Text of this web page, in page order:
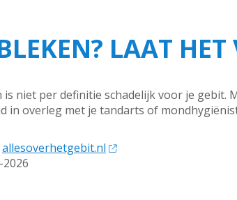
LAAT HET
is niet per definitie schadelijk voor je
in overleg met je tandarts of
allesoverhetgebit.nl
2026